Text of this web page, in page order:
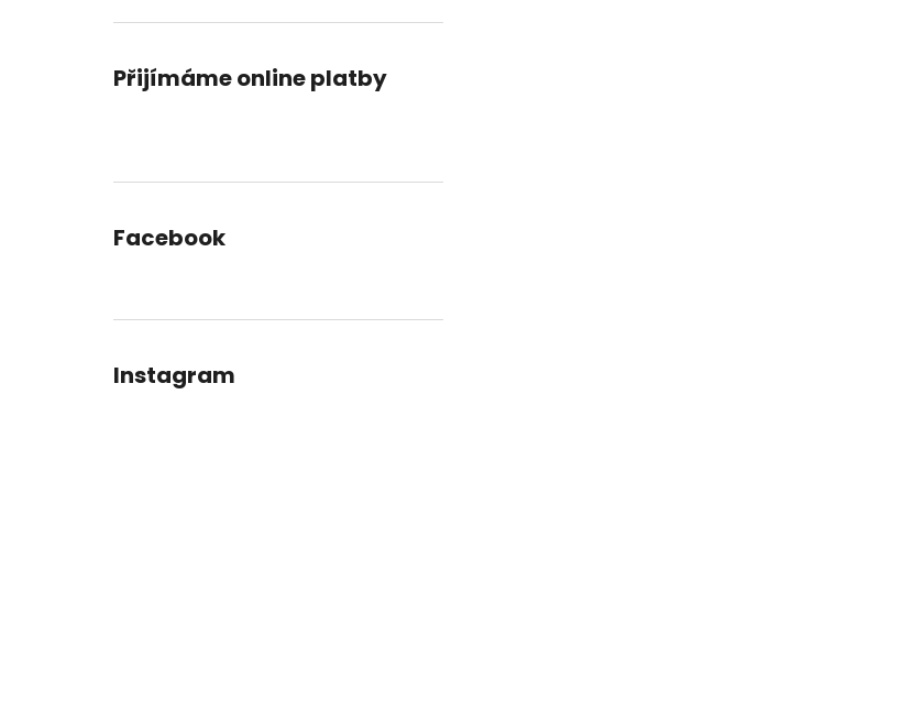
Přijímáme online platby
Facebook
Instagram